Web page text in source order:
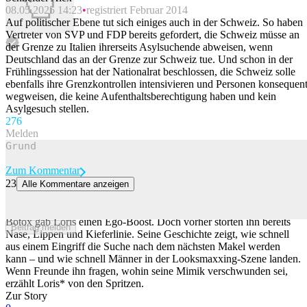
08.05.2025 14:23 registriert Februar 2014
Auf politischer Ebene tut sich einiges auch in der Schweiz. So haben
Vertreter von SVP und FDP bereits gefordert, die Schweiz müsse an
der Grenze zu Italien ihrerseits Asylsuchende abweisen, wenn
Deutschland das an der Grenze zur Schweiz tue. Und schon in der
Frühlingssession hat der Nationalrat beschlossen, die Schweiz solle
ebenfalls ihre Grenzkontrollen intensivieren und Personen konsequent
wegweisen, die keine Aufenthaltsberechtigung haben und kein
Asylgesuch stellen.
276
Melden
Beitrag melden
Zum Kommentar
23 Alle Kommentare anzeigen
Botox gab Loris einen Ego-Boost. Doch vorher störten ihn bereits
Nase, Lippen und Kieferlinie. Seine Geschichte zeigt, wie schnell
aus einem Eingriff die Suche nach dem nächsten Makel werden
kann – und wie schnell Männer in der Looksmaxxing-Szene landen.
Wenn Freunde ihn fragen, wohin seine Mimik verschwunden sei,
erzählt Loris* von den Spritzen.
Zur Story